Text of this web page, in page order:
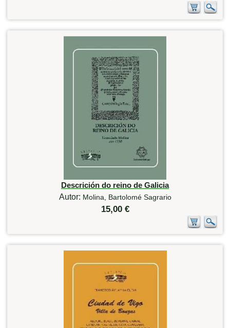
Descrición do reino de Galicia
Autor: Molina, Bartolomé Sagrario
15,00 €